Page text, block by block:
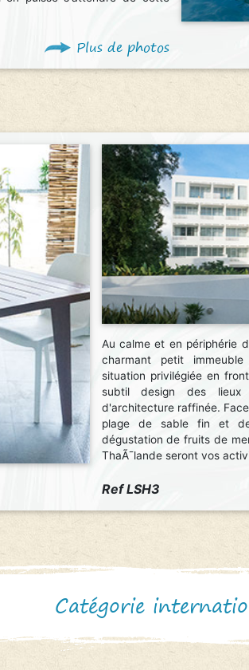
Plus de photos
Au calme et en périphérie
charmant petit
situation privilégiée en
subtil design des lieux
d'architecture raffinée.
plage de sable fin et
dégustation de fruits de
ThaÃ¯lande seront vos
Ref LSH3
Catégorie